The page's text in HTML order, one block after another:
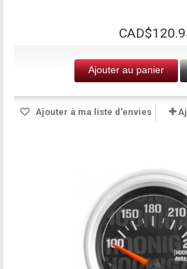
Ajouter au panier
Ajouter à ma liste d'envies